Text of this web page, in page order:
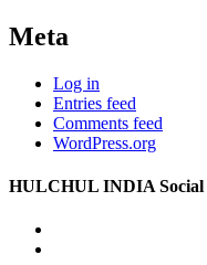
Meta
Log in
Entries feed
Comments feed
WordPress.org
HULCHUL INDIA Social